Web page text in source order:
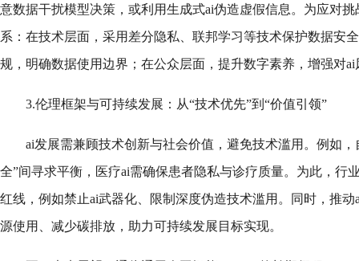
意数据干扰模型决策，或利用生成式ai伪造虚假信息。为应对
系：在技术层面，采用差分隐私、联邦学习等技术保护数据安
规，明确数据使用边界；在公众层面，提升数字素养，增强对
3.伦理框架与可持续发展：从“技术优先”到“价值引领”
ai发展需兼顾技术创新与社会价值，避免技术滥用。例如，
全”间寻求平衡，医疗ai需确保患者隐私与诊疗质量。为此，行
红线，例如禁止ai武器化、限制深度伪造技术滥用。同时，推
源使用、减少碳排放，助力可持续发展目标实现。